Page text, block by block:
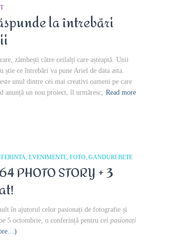
la întrebări
zâmbești către ceilalți care așteaptă. Unii
știe ce întrebări va pune Ariel de data asta.
unul dintre cei mai creativi oameni pe care
anunță un nou proiect, îl urmăresc, Read more
EVENIMENTE FOTO GANDURI BETE
PHOTO STORY + 3
în ajutorul celor pasionați de fotografie și
5 octombrie, o conferință pentru cei pasionați